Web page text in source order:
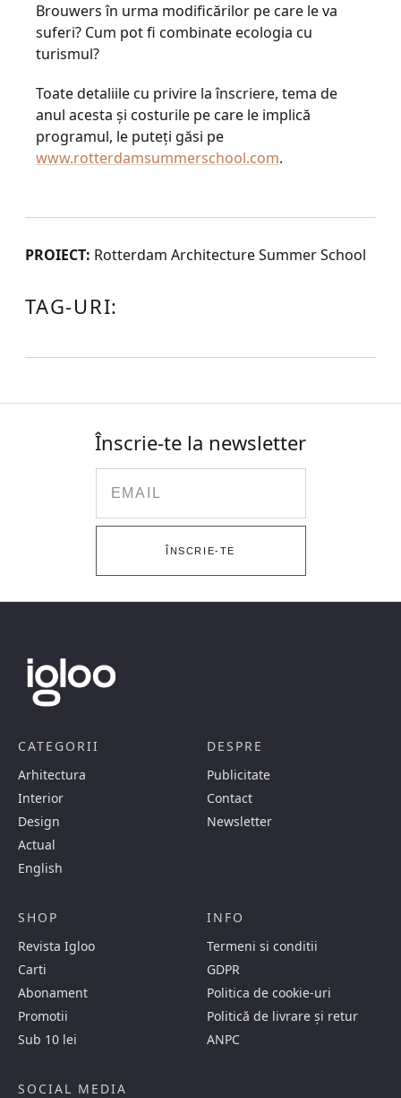
Brouwers în urma modificărilor pe care le va
suferi? Cum pot fi combinate ecologia cu
turismul?
Toate detaliile cu privire la înscriere, tema de
anul acesta şi costurile pe care le implică
programul, le puteţi găsi pe
www.rotterdamsummerschool.com.
PROIECT: Rotterdam Architecture Summer School
TAG-URI:
Înscrie-te la newsletter
ÎNSCRIE-TE
CATEGORII
Arhitectura
Interior
Design
Actual
English
DESPRE
Publicitate
Contact
Newsletter
SHOP
Revista Igloo
Carti
Abonament
Promotii
Sub 10 lei
INFO
Termeni si conditii
GDPR
Politica de cookie-uri
Politică de livrare și retur
ANPC
SOCIAL MEDIA